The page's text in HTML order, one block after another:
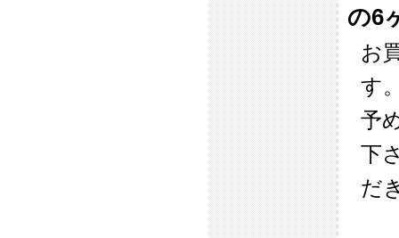
の6
お
す
予
下
だ